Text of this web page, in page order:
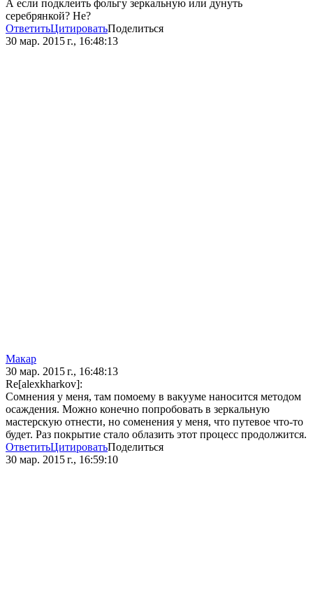
А если подклеить фольгу зеркальную или дунуть
серебрянкой? Не?
ОтветитьЦитироватьПоделиться
30 мар. 2015 г., 16:48:13
Макар
30 мар. 2015 г., 16:48:13
Re[alexkharkov]:
Сомнения у меня, там помоему в вакууме наносится методом
осаждения. Можно конечно попробовать в зеркальную
мастерскую отнести, но соменения у меня, что путевое что-то
будет. Раз покрытие стало облазить этот процесс продолжится.
ОтветитьЦитироватьПоделиться
30 мар. 2015 г., 16:59:10